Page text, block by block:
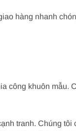
hàng nhanh
công khuôn mẫu.
tranh. Chúng tôi